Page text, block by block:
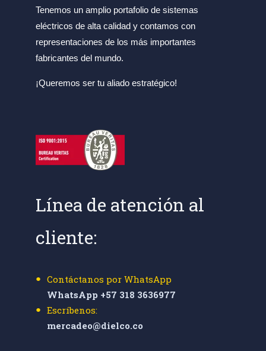
Tenemos un amplio portafolio de sistemas
eléctricos de alta calidad y contamos con
representaciones de los más importantes
fabricantes del mundo.
¡Queremos ser tu aliado estratégico!
Línea de atención al
cliente:
Contáctanos por WhatsApp
WhatsApp +57 318 3636977
Escríbenos:
mercadeo@dielco.co